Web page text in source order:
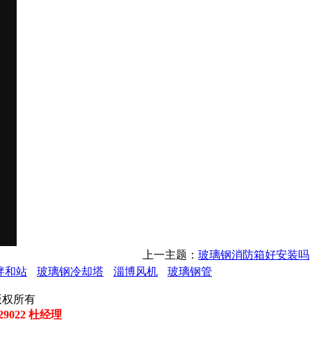
上一主题： 玻璃钢消防箱好安装吗
和站 玻璃钢冷却塔 淄博风机 玻璃钢管
权所有
杜经理